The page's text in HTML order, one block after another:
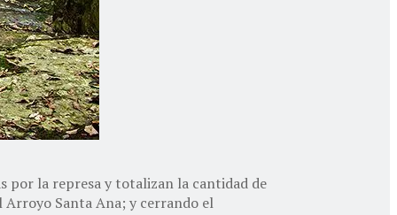
por la represa y totalizan la cantidad de
Santa Ana; y cerrando el